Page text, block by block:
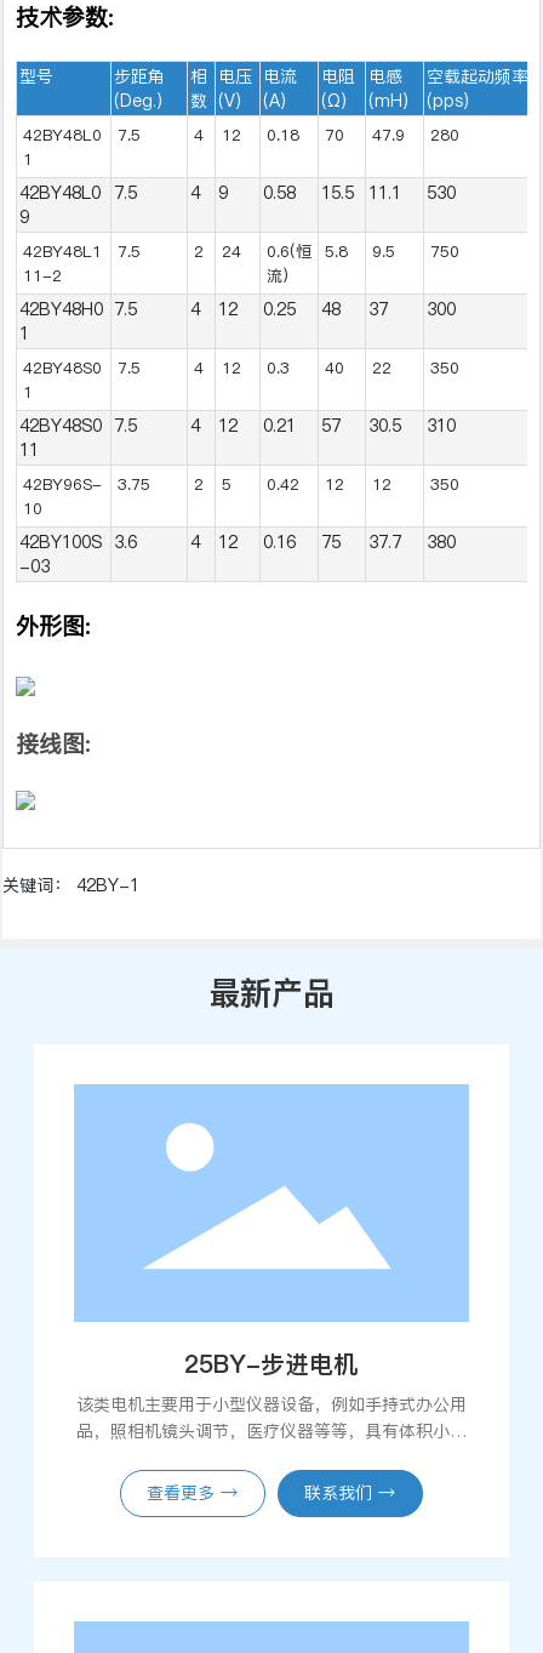
技术参数:
型号
步距角
(Deg.)
相
数
电压
(V)
电流
(A)
电阻
(Ω)
电感
(mH)
空载起动频率
(pps)
42BY48L0
1
7.5 4 12 0.18 70 47.9 280
42BY48L0
9
7.5 4 9 0.58 15.5 11.1 530
42BY48L1
11-2
7.5 2 24
0.6(恒
流)
5.8 9.5 750
42BY48H0
1
7.5 4 12 0.25 48 37 300
42BY48S0
1
7.5 4 12 0.3 40 22 350
42BY48S0
11
7.5 4 12 0.21 57 30.5 310
42BY96S-
10
3.75 2 5 0.42 12 12 350
42BY100S
-03
3.6 4 12 0.16 75 37.7 380
外形图:
接线图:
关键词： 42BY-1
最新产品
25BY-步进电机
该类电机主要用于小型仪器设备，例如手持式办公用
品，照相机镜头调节，医疗仪器等等，具有体积小，
查看更多 →
联系我们 →